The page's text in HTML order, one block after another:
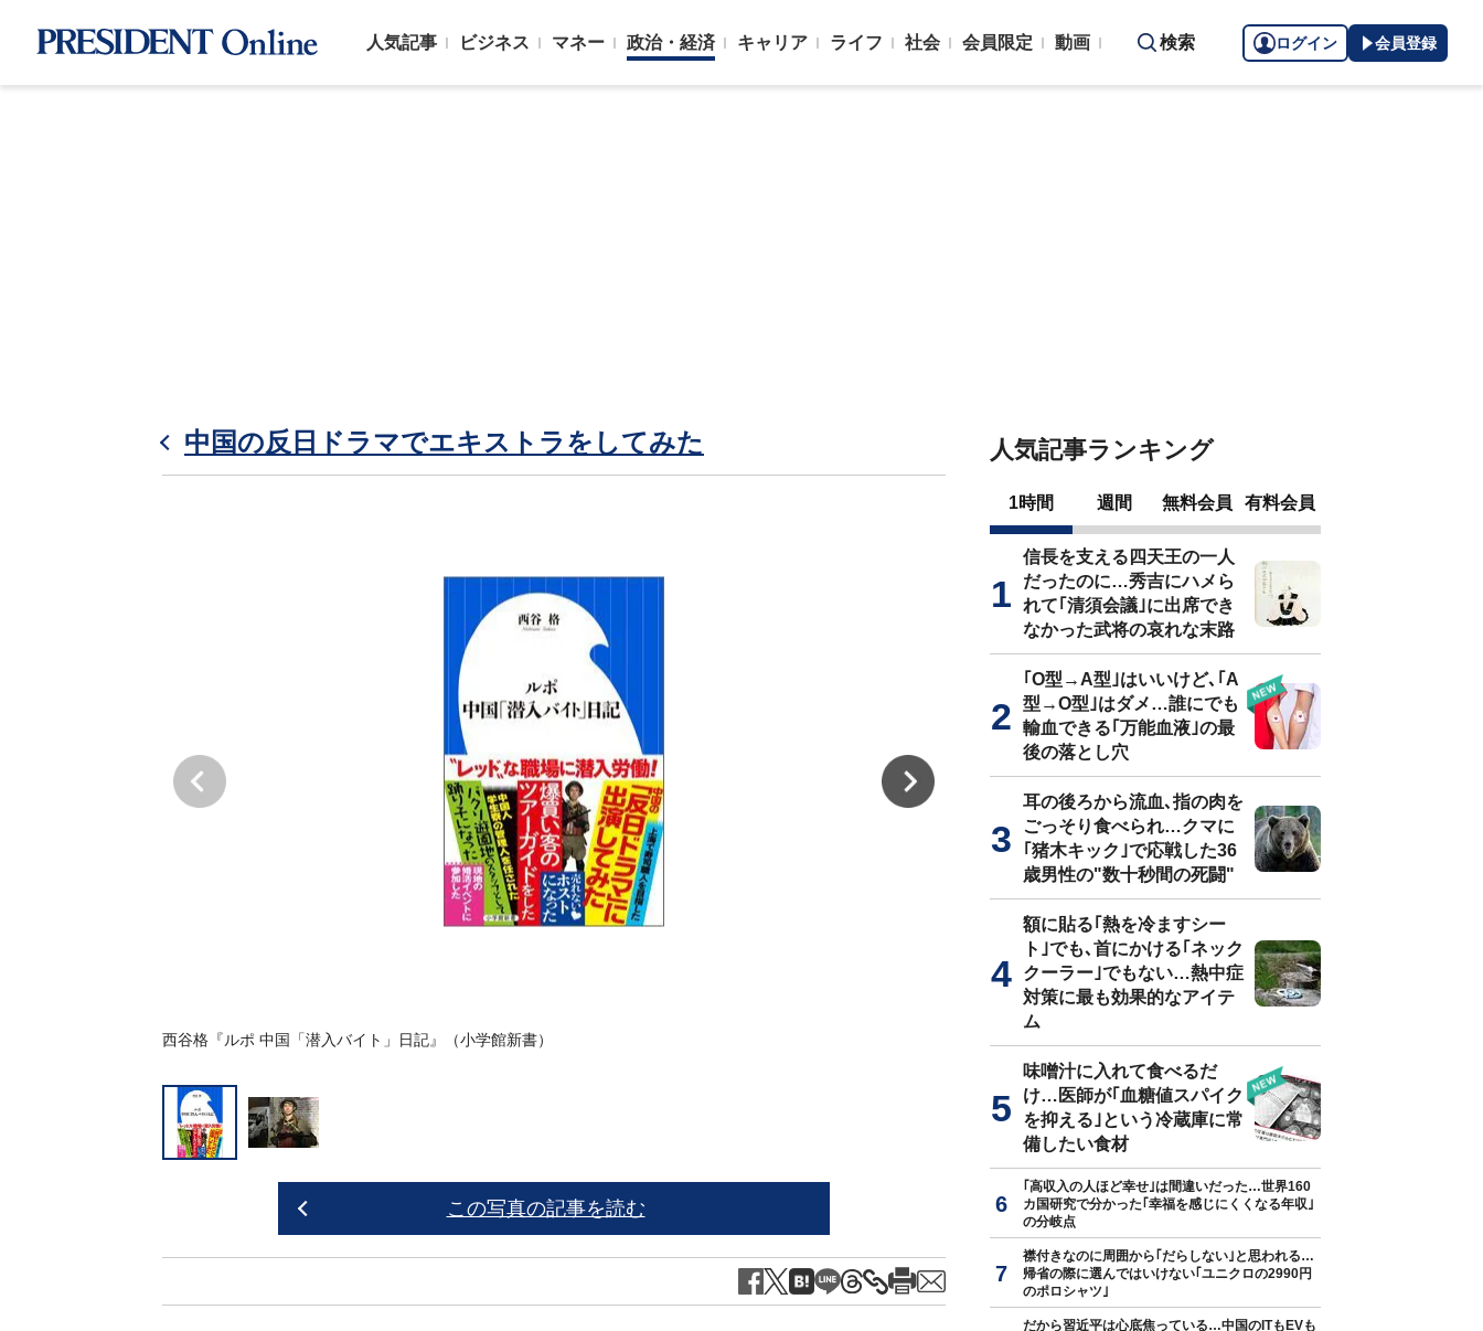
人気記事 ビジネス マネー 政治・経済 キャリア ライフ 社会 会員限定 動画 検索 ログイン 会員登録
中国の反日ドラマでエキストラをしてみた
西谷格『ルポ 中国「潜入バイト」日記』（小学館新書）
緒に記念写真も。（写真提供＝西谷格氏）
この写真の記事を読む
人気記事ランキング
1時間 週間 無料会員 有料会員
信長を支える四天王の一人
だったのに…秀吉にハメら
れて｢清須会議｣に出席でき
なかった武将の哀れな末路
｢O型→A型｣はいいけど､｢A
型→O型｣はダメ…誰にでも
輸血できる｢万能血液｣の最
後の落とし穴
耳の後ろから流血､指の肉を
ごっそり食べられ…クマに
｢猪木キック｣で応戦した36
歳男性の"数十秒間の死闘"
額に貼る｢熱を冷ますシー
ト｣でも､首にかける｢ネック
クーラー｣でもない…熱中症
対策に最も効果的なアイテ
ム
味噌汁に入れて食べるだ
け…医師が｢血糖値スパイク
を抑える｣という冷蔵庫に常
備したい食材
｢高収入の人ほど幸せ｣は間違いだった…世界160
カ国研究で分かった｢幸福を感じにくくなる年収｣
の分岐点
襟付きなのに周囲から｢だらしない｣と思われる…
帰省の際に選んではいけない｢ユニクロの2990円
のポロシャツ｣
だから習近平は心底焦っている…中国のITもEVも